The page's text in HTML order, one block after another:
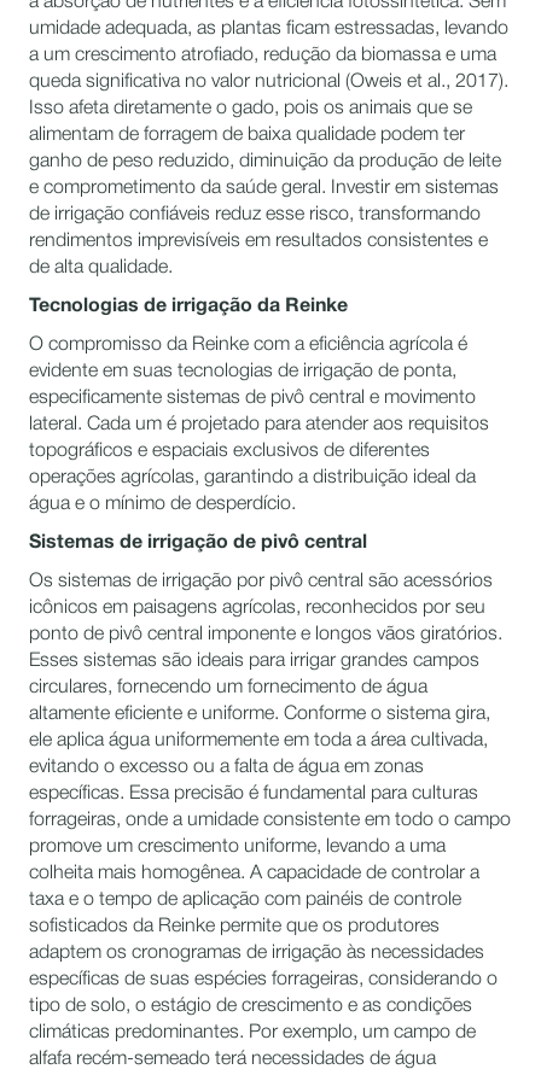
umidade adequada, as plantas ficam estressadas, levando
a um crescimento atrofiado, redução da biomassa e uma
queda significativa no valor nutricional (Oweis et al., 2017).
Isso afeta diretamente o gado, pois os animais que se
alimentam de forragem de baixa qualidade podem ter
ganho de peso reduzido, diminuição da produção de leite
e comprometimento da saúde geral. Investir em sistemas
de irrigação confiáveis reduz esse risco, transformando
rendimentos imprevisíveis em resultados consistentes e
de alta qualidade.
Tecnologias de irrigação da Reinke
O compromisso da Reinke com a eficiência agrícola é
evidente em suas tecnologias de irrigação de ponta,
especificamente sistemas de pivô central e movimento
lateral. Cada um é projetado para atender aos requisitos
topográficos e espaciais exclusivos de diferentes
operações agrícolas, garantindo a distribuição ideal da
água e o mínimo de desperdício.
Sistemas de irrigação de pivô central
Os sistemas de irrigação por pivô central são acessórios
icônicos em paisagens agrícolas, reconhecidos por seu
ponto de pivô central imponente e longos vãos giratórios.
Esses sistemas são ideais para irrigar grandes campos
circulares, fornecendo um fornecimento de água
altamente eficiente e uniforme. Conforme o sistema gira,
ele aplica água uniformemente em toda a área cultivada,
evitando o excesso ou a falta de água em zonas
específicas. Essa precisão é fundamental para culturas
forrageiras, onde a umidade consistente em todo o campo
promove um crescimento uniforme, levando a uma
colheita mais homogênea. A capacidade de controlar a
taxa e o tempo de aplicação com painéis de controle
sofisticados da Reinke permite que os produtores
adaptem os cronogramas de irrigação às necessidades
específicas de suas espécies forrageiras, considerando o
tipo de solo, o estágio de crescimento e as condições
climáticas predominantes. Por exemplo, um campo de
alfafa recém-semeado terá necessidades de água